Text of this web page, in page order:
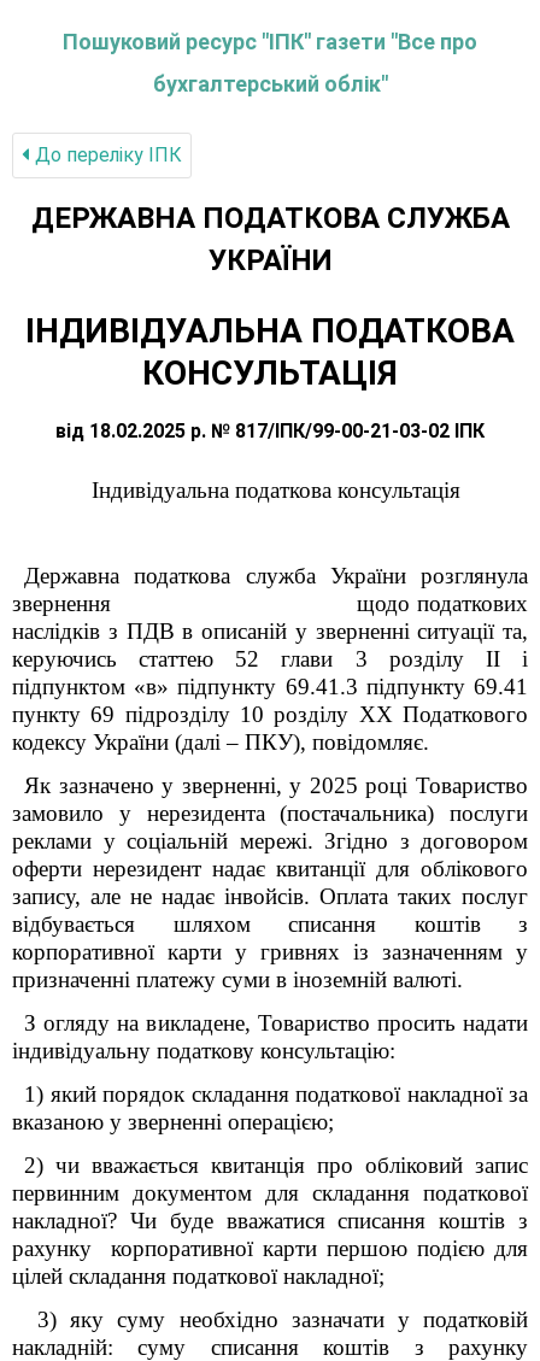
Пошуковий ресурс "ІПК" газети "Все про
бухгалтерський облік"
До переліку IПК
ДЕРЖАВНА ПОДАТКОВА СЛУЖБА
УКРАЇНИ
ІНДИВІДУАЛЬНА ПОДАТКОВА
КОНСУЛЬТАЦІЯ
від 18.02.2025 р. № 817/ІПК/99-00-21-03-02 ІПК
Індивідуальна податкова консультація
Державна податкова служба України розглянула
звернення щодо податкових
наслідків з ПДВ в описаній у зверненні ситуації та,
керуючись статтею 52 глави 3 розділу ІІ і
підпунктом «в» підпункту 69.41.3 підпункту 69.41
пункту 69 підрозділу 10 розділу ХХ Податкового
кодексу України (далі – ПКУ), повідомляє.
Як зазначено у зверненні, у 2025 році Товариство
замовило у нерезидента (постачальника) послуги
реклами у соціальній мережі. Згідно з договором
оферти нерезидент надає квитанції для облікового
запису, але не надає інвойсів. Оплата таких послуг
відбувається шляхом списання коштів з
корпоративної карти у гривнях із зазначенням у
призначенні платежу суми в іноземній валюті.
З огляду на викладене, Товариство просить надати
індивідуальну податкову консультацію:
1) який порядок складання податкової накладної за
вказаною у зверненні операцією;
2) чи вважається квитанція про обліковий запис
первинним документом для складання податкової
накладної? Чи буде вважатися списання коштів з
рахунку корпоративної карти першою подією для
цілей складання податкової накладної;
3) яку суму необхідно зазначати у податковій
накладній: суму списання коштів з рахунку